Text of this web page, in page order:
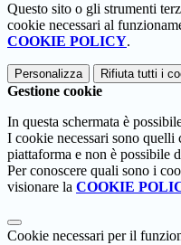
Questo sito o gli strumenti
cookie necessari al
COOKIE POLICY.
Personalizza Rifiuta tutti i
Gestione cookie
In questa schermata è
I cookie necessari sono
piattaforma e non è possibile
Per conoscere quali sono i
visionare la COOKIE
Cookie necessari per il